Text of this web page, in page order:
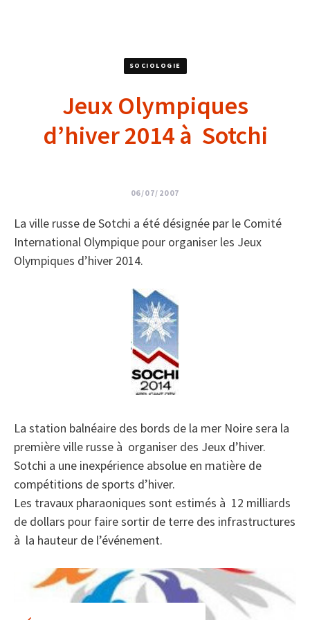
SOCIOLOGIE
Jeux Olympiques
d’hiver 2014 à Sotchi
06/07/2007
La ville russe de Sotchi a été désignée par le Comité
International Olympique pour organiser les Jeux
Olympiques d’hiver 2014.
La station balnéaire des bords de la mer Noire sera la
première ville russe à organiser des Jeux d’hiver.
Sotchi a une inexpérience absolue en matière de
compétitions de sports d’hiver.
Les travaux pharaoniques sont estimés à 12 milliards
de dollars pour faire sortir de terre des infrastructures
à la hauteur de l’événement.